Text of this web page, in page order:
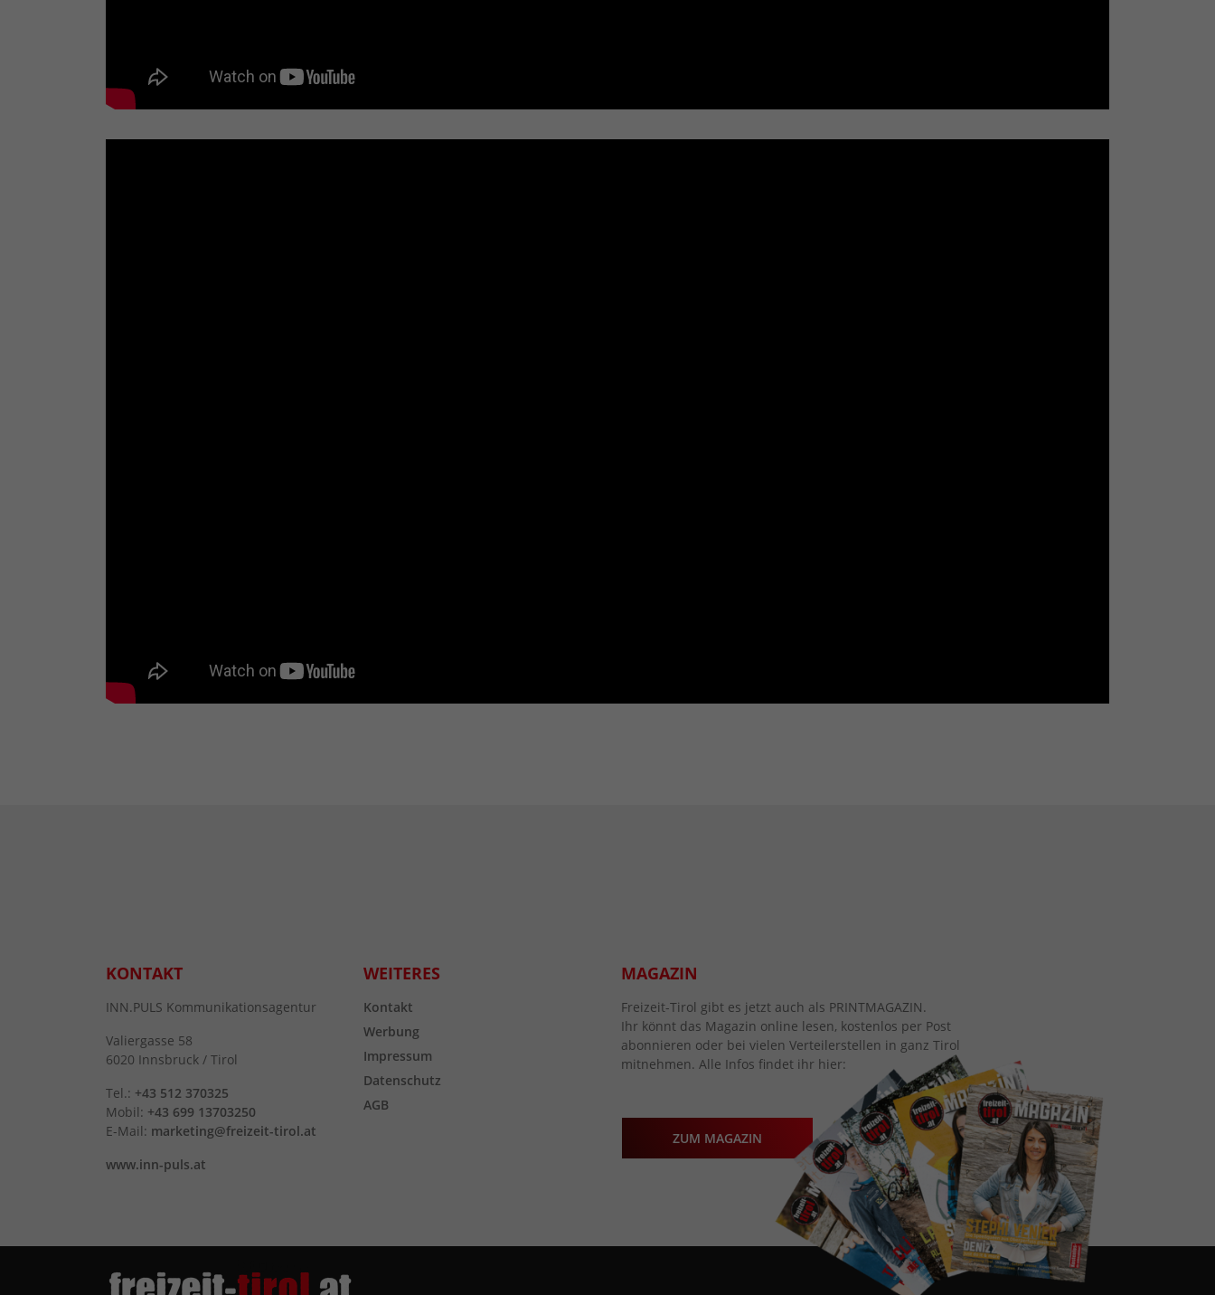
KONTAKT
INN.PULS Kommunikationsagentur
Valiergasse 58
6020 Innsbruck / Tirol
Tel.: +43 512 370325
Mobil: +43 699 13703250
E-Mail: marketing@freizeit-tirol.at
www.inn-puls.at
WEITERES
Kontakt
Werbung
Impressum
Datenschutz
AGB
MAGAZIN
Freizeit-Tirol gibt es jetzt auch als PRINTMAGAZIN.
Ihr könnt das Magazin online lesen, kostenlos per Post
abonnieren oder bei vielen Verteilerstellen in ganz Tirol
mitnehmen. Alle Infos findet ihr hier:
ZUM MAGAZIN